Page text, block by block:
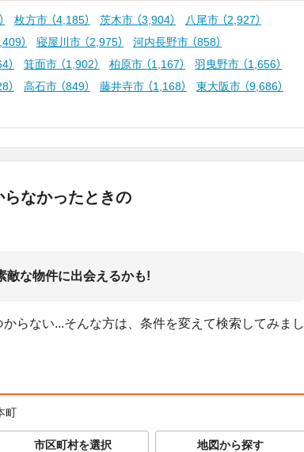
枚方市 （4,185） 茨木市 （3,904） 八尾市 （2,927）
） 寝屋川市 （2,975） 河内長野市 （858）
） 箕面市 （1,902） 柏原市 （1,167） 羽曳野市 （1,656）
） 高石市 （849） 藤井寺市 （1,168） 東大阪市 （9,686）
なかったときの
敵な物件に出会えるかも!
らない...そんな方は、条件を変えて検索してみまし
町
市区町村を選択 地図から探す